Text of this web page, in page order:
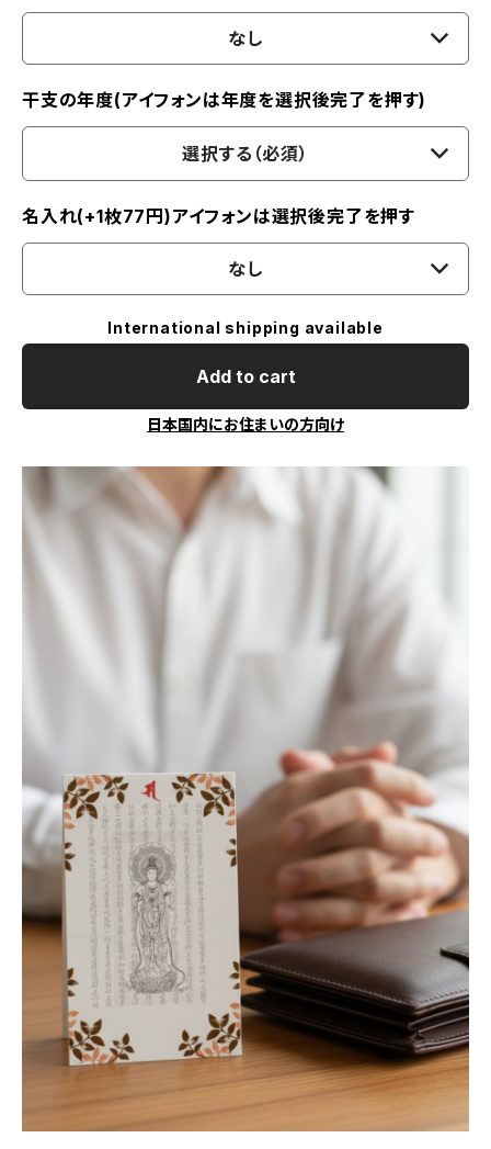
なし
干支の年度(アイフォンは年度を選択後完了を押す)
選択する（必須）
名入れ(+1枚77円)アイフォンは選択後完了を押す
なし
International shipping available
Add to cart
日本国内にお住まいの方向け